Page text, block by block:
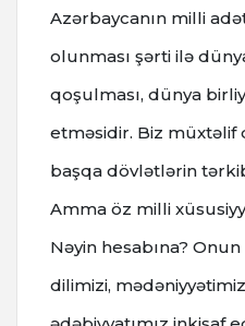
Azərbaycanın milli
olunması şərti ilə
qoşulması, dünya
etməsidir. Biz müxtəlif
başqa dövlətlərin
Amma öz milli
Nəyin hesabına?
dilimizi,